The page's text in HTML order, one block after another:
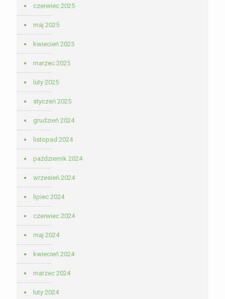
czerwiec 2025
maj 2025
kwiecień 2025
marzec 2025
luty 2025
styczeń 2025
grudzień 2024
listopad 2024
październik 2024
wrzesień 2024
lipiec 2024
czerwiec 2024
maj 2024
kwiecień 2024
marzec 2024
luty 2024